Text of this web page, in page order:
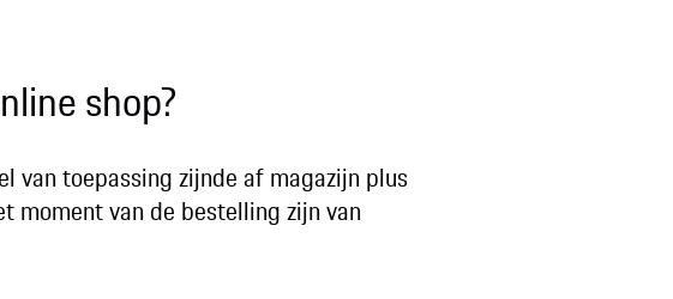
shop?
van toepassing zijnde af magazijn plus
moment van de bestelling zijn van